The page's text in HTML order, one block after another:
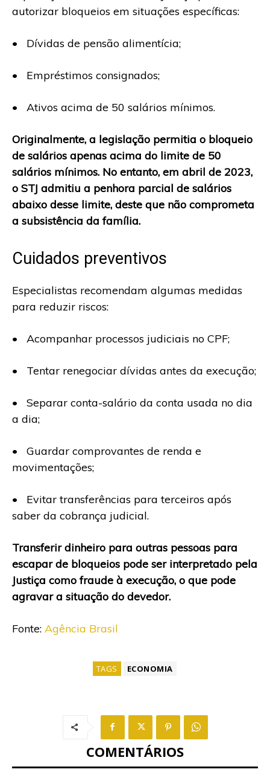
autorizar bloqueios em situações específicas:
• Dívidas de pensão alimentícia;
• Empréstimos consignados;
• Ativos acima de 50 salários mínimos.
Originalmente, a legislação permitia o bloqueio
de salários apenas acima do limite de 50
salários mínimos. No entanto, em abril de 2023,
o STJ admitiu a penhora parcial de salários
abaixo desse limite, deste que não comprometa
a subsistência da família.
Cuidados preventivos
Especialistas recomendam algumas medidas
para reduzir riscos:
• Acompanhar processos judiciais no CPF;
• Tentar renegociar dívidas antes da execução;
• Separar conta-salário da conta usada no dia
a dia;
• Guardar comprovantes de renda e
movimentações;
• Evitar transferências para terceiros após
saber da cobrança judicial.
Transferir dinheiro para outras pessoas para
escapar de bloqueios pode ser interpretado pela
Justiça como fraude à execução, o que pode
agravar a situação do devedor.
Fonte: Agência Brasil
TAGS ECONOMIA
COMENTÁRIOS